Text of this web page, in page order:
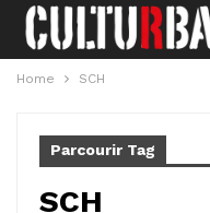
Home SCH
Parcourir Tag
SCH